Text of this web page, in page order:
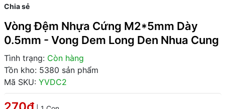
Chia sẻ
Vòng Đệm Nhựa Cứng M2*5mm Dày
0.5mm - Vong Dem Long Den Nhua Cung
Tình trạng: Còn hàng
Tồn kho: 5380 sản phẩm
Mã SKU: YVDC2